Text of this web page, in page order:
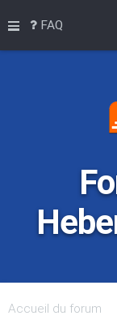
Raccourcis
FAQ
Accueil du forum